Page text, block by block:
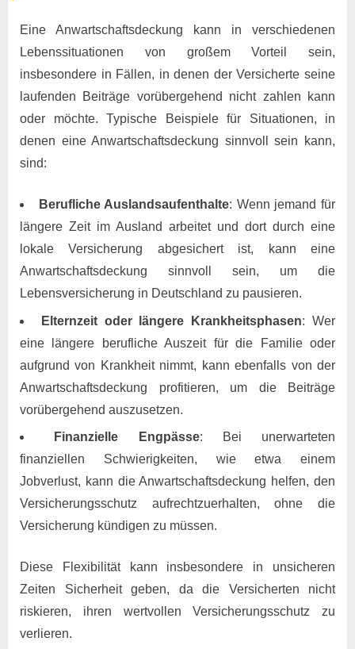
Eine Anwartschaftsdeckung kann in verschiedenen
Lebenssituationen von großem Vorteil sein,
insbesondere in Fällen, in denen der Versicherte seine
laufenden Beiträge vorübergehend nicht zahlen kann
oder möchte. Typische Beispiele für Situationen, in
denen eine Anwartschaftsdeckung sinnvoll sein kann,
sind:
Berufliche Auslandsaufenthalte: Wenn jemand für
längere Zeit im Ausland arbeitet und dort durch eine
lokale Versicherung abgesichert ist, kann eine
Anwartschaftsdeckung sinnvoll sein, um die
Lebensversicherung in Deutschland zu pausieren.
Elternzeit oder längere Krankheitsphasen: Wer
eine längere berufliche Auszeit für die Familie oder
aufgrund von Krankheit nimmt, kann ebenfalls von der
Anwartschaftsdeckung profitieren, um die Beiträge
vorübergehend auszusetzen.
Finanzielle Engpässe: Bei unerwarteten
finanziellen Schwierigkeiten, wie etwa einem
Jobverlust, kann die Anwartschaftsdeckung helfen, den
Versicherungsschutz aufrechtzuerhalten, ohne die
Versicherung kündigen zu müssen.
Diese Flexibilität kann insbesondere in unsicheren
Zeiten Sicherheit geben, da die Versicherten nicht
riskieren, ihren wertvollen Versicherungsschutz zu
verlieren.